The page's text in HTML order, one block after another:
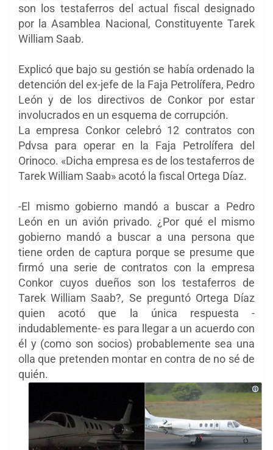
son los testaferros del actual fiscal designado
por la Asamblea Nacional, Constituyente Tarek
William Saab.
Explicó que bajo su gestión se había ordenado la
detención del ex-jefe de la Faja Petrolífera, Pedro
León y de los directivos de Conkor por estar
involucrados en un esquema de corrupción.
La empresa Conkor celebró 12 contratos con
Pdvsa para operar en la Faja Petrolífera del
Orinoco. «Dicha empresa es de los testaferros de
Tarek William Saab» acotó la fiscal Ortega Díaz.
-El mismo gobierno mandó a buscar a Pedro
León en un avión privado. ¿Por qué el mismo
gobierno mandó a buscar a una persona que
tiene orden de captura porque se presume que
firmó una serie de contratos con la empresa
Conkor cuyos dueños son los testaferros de
Tarek William Saab?, Se preguntó Ortega Díaz
quien acotó que la única respuesta -
indudablemente- es para llegar a un acuerdo con
él y (como son socios) probablemente sea una
olla que pretenden montar en contra de no sé de
quién.